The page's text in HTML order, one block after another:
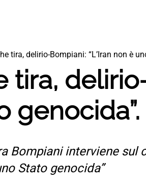
tira, delirio-Bompiani: “L’Iran non è
tira,
Bompiani interviene sul
Stato genocida”